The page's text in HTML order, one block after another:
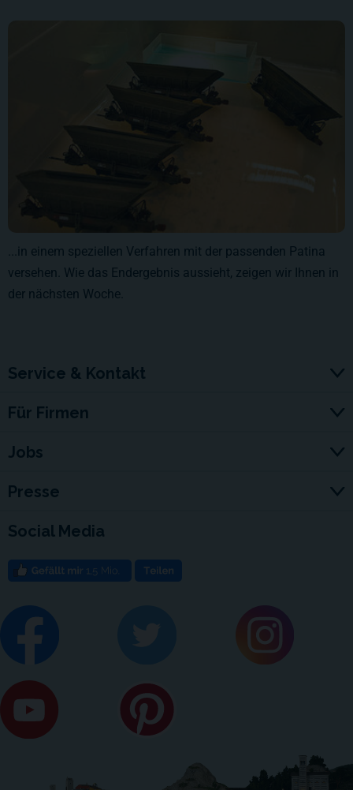
...in einem speziellen Verfahren mit der passenden Patina
versehen. Wie das Endergebnis aussieht, zeigen wir Ihnen in
der nächsten Woche.
Service & Kontakt
Für Firmen
Jobs
Presse
Social Media